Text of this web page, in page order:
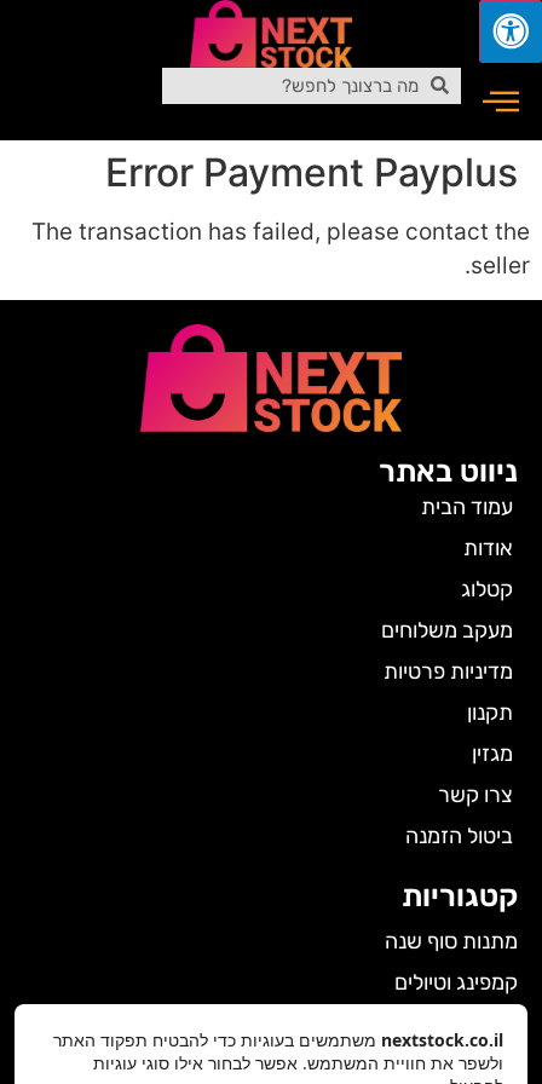
Error Payment Payplus
The transaction has failed, please contact the
seller.
ניווט באתר
עמוד הבית
אודות
קטלוג
מעקב משלוחים
מדיניות פרטיות
תקנון
מגזין
צרו קשר
ביטול הזמנה
קטגוריות
מתנות סוף שנה
קמפינג וטיולים
גאדג'טים
nextstock.co.il משתמשים בעוגיות כדי להבטיח תפקוד האתר
ולשפר את חוויית המשתמש. אפשר לבחור אילו סוגי עוגיות